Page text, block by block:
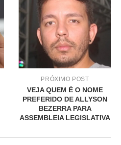
PRÓXIMO POST
VEJA QUEM É O NOME
PREFERIDO DE ALLYSON
BEZERRA PARA
ASSEMBLEIA LEGISLATIVA